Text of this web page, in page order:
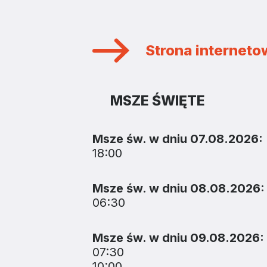
Strona
MSZE ŚWIĘTE
Msze św. w dniu 07.08.2026:
18:00
Msze św. w dniu 08.08.2026:
06:30
Msze św. w dniu 09.08.2026:
07:30